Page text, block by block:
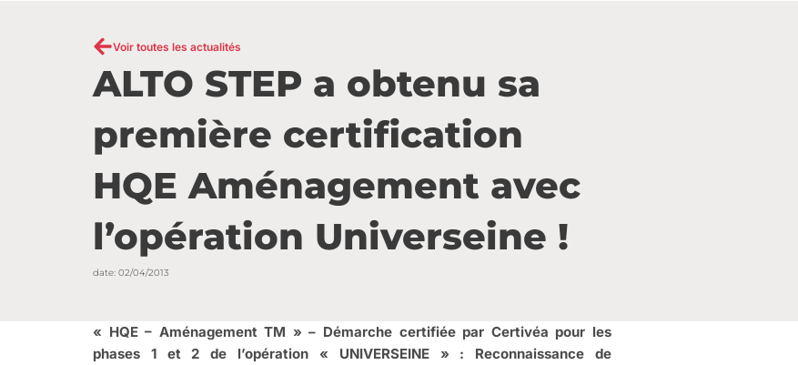
Voir toutes les actualités
ALTO STEP a obtenu sa
première certification
HQE Aménagement avec
l’opération Universeine !
date: 02/04/2013
« HQE – Aménagement TM » – Démarche certifiée par Certivéa pour les
phases 1 et 2 de l’opération « UNIVERSEINE » : Reconnaissance de